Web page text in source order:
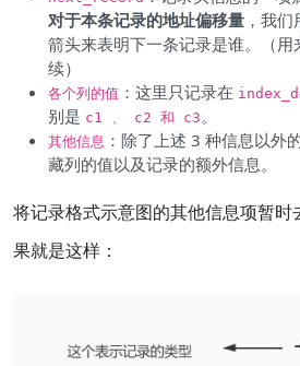
对于本条记录的地址偏移量 ，我们
箭头来表明下一条记录是谁。（
续）
各个列的值 ：这里只记录在
别是 c1 、 c2 和 c3 。
其他信息 ：除了上述 3 种信息以外
藏列的值以及记录的额外信息。
将记录格式示意图的其他信息项暂时
果就是这样：